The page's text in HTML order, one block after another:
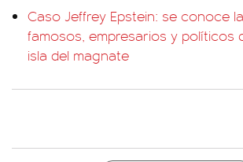
Caso Jeffrey Epstein: se conoce
famosos, empresarios y políticos
isla del magnate